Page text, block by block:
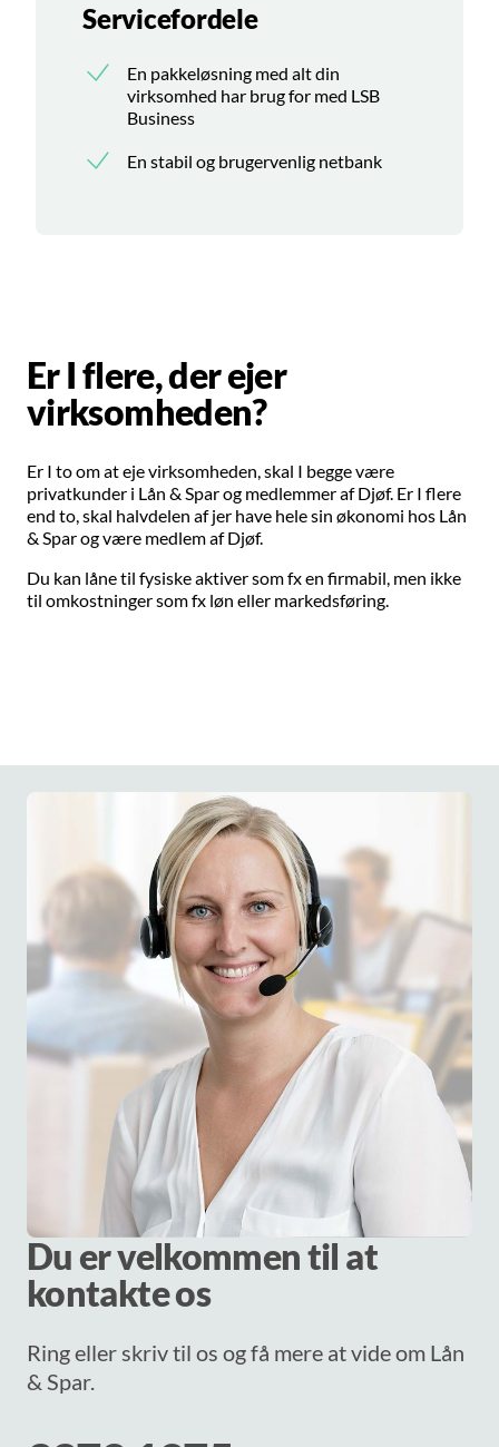
Servicefordele
En pakkeløsning med alt din
virksomhed har brug for med LSB
Business
En stabil og brugervenlig netbank
Er I flere, der ejer
virksomheden?
Er I to om at eje virksomheden, skal I begge være
privatkunder i Lån & Spar og medlemmer af Djøf. Er I flere
end to, skal halvdelen af jer have hele sin økonomi hos Lån
& Spar og være medlem af Djøf.
Du kan låne til fysiske aktiver som fx en firmabil, men ikke
til omkostninger som fx løn eller markedsføring.
Du er velkommen til at
kontakte os
Ring eller skriv til os og få mere at vide om Lån
& Spar.